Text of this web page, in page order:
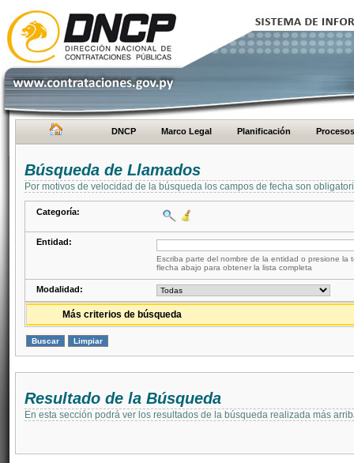
DNCP Marco Legal Planificación Procesos
Búsqueda de Llamados
Por motivos de velocidad de la búsqueda los campos de fecha son
Categoría:
Entidad:
Escriba parte del nombre de la entidad o presione la
flecha abajo para obtener la lista completa
Modalidad:
Más criterios de búsqueda
Resultado de la Búsqueda
En esta sección podrá ver los resultados de la búsqueda realizada más